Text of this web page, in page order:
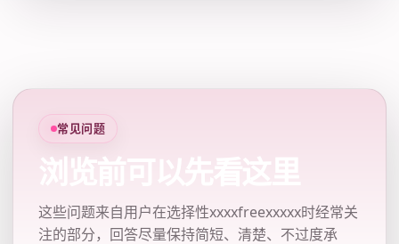
常见问题
浏览前可以先看这里
这些问题来自用户在选择性xxxxfreexxxxx时经常关
注的部分，回答尽量保持简短、清楚、不过度承